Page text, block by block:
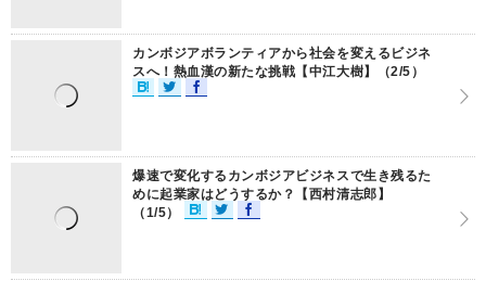
カンボジアボランティアから社会を変えるビジネ
スへ！熱血漢の新たな挑戦【中江大樹】（2/5）
爆速で変化するカンボジアビジネスで生き残るた
めに起業家はどうするか？【西村清志郎】
（1/5）